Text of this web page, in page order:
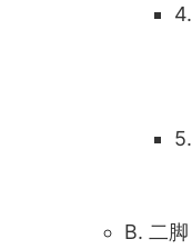
4.
5.
B. 二脚